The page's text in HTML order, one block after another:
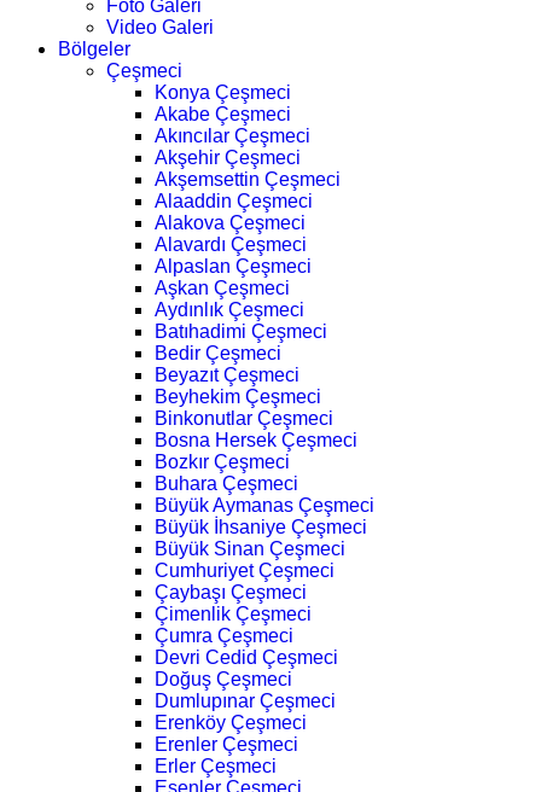
Foto Galeri
Video Galeri
Bölgeler
Çeşmeci
Konya Çeşmeci
Akabe Çeşmeci
Akıncılar Çeşmeci
Akşehir Çeşmeci
Akşemsettin Çeşmeci
Alaaddin Çeşmeci
Alakova Çeşmeci
Alavardı Çeşmeci
Alpaslan Çeşmeci
Aşkan Çeşmeci
Aydınlık Çeşmeci
Batıhadimi Çeşmeci
Bedir Çeşmeci
Beyazıt Çeşmeci
Beyhekim Çeşmeci
Binkonutlar Çeşmeci
Bosna Hersek Çeşmeci
Bozkır Çeşmeci
Buhara Çeşmeci
Büyük Aymanas Çeşmeci
Büyük İhsaniye Çeşmeci
Büyük Sinan Çeşmeci
Cumhuriyet Çeşmeci
Çaybaşı Çeşmeci
Çimenlik Çeşmeci
Çumra Çeşmeci
Devri Cedid Çeşmeci
Doğuş Çeşmeci
Dumlupınar Çeşmeci
Erenköy Çeşmeci
Erenler Çeşmeci
Erler Çeşmeci